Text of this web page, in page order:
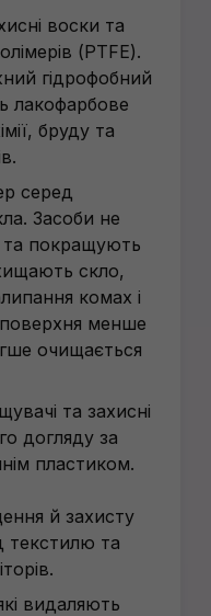
воски та
(PTFE).
гідрофобний
лакофарбове
бруду та
серед
Засоби не
покращують
скло,
комах і
менше
очищається
та захисні
догляду за
пластиком.
й захисту
текстилю та
видаляють